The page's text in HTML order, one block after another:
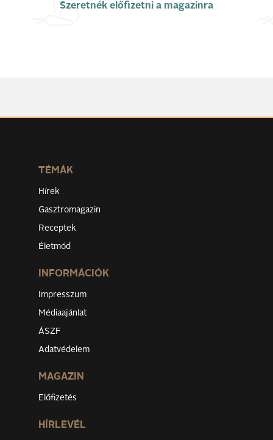
Szeretnék előfizetni a magazinra
TÉMÁK
Hírek
Gasztromagazin
Receptek
Életmód
INFORMÁCIÓK
Impresszum
Médiaajánlat
ÁSZF
Adatvédelem
MAGAZIN
Előfizetés
HÍRLEVÉL